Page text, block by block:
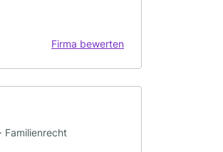
Firma bewerten
Familienrecht